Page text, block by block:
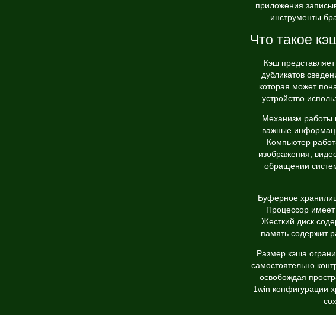
приложения
инструменты
Что такое
Кэш
дубликатов
которая может
устройство
Механизм работы
важные
Компьютер
изображения,
обращении
Буферное
Процессор
Жесткий диск
память содержит
Размер кэша
самостоятельно
освобождая
1win конфигурации